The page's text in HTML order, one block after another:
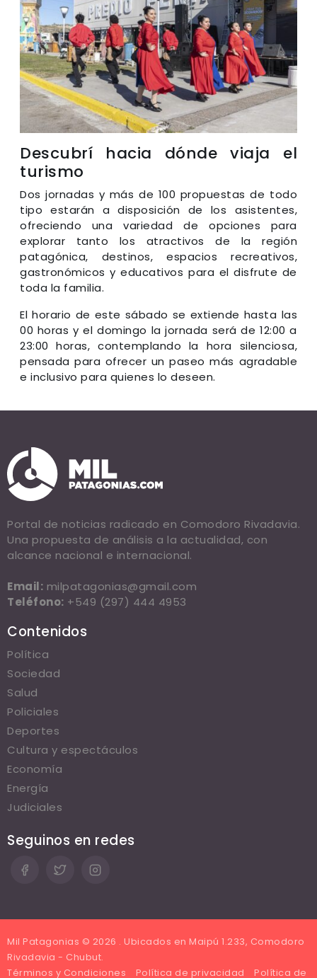
Descubrí hacia dónde viaja el
turismo
Dos jornadas y más de 100 propuestas de todo
tipo estarán a disposición de los asistentes,
ofreciendo una variedad de opciones para
explorar tanto los atractivos de la región
patagónica, destinos, espacios recreativos,
gastronómicos y educativos para el disfrute de
toda la familia.
El horario de este sábado se extiende hasta las
00 horas y el domingo la jornada será de 12:00 a
23:00 horas, contemplando la hora silenciosa,
pensada para ofrecer un paseo más agradable
e inclusivo para quienes lo deseen.
Portal de noticias radicado en Comodoro Rivadavia.
Una propuesta de análisis a la actualidad, con
alcance nacional e internacional.
Email: milpatagonias@gmail.com
Teléfono: +549 (297) 444 4953
Contenidos
Política
Sociedad
Salud
Policiales
Deportes
Cultura y espectáculos
Economía
Energía
Judiciales
Seguinos en redes
Mil Patagonias © 2026 . Ubicados en Maipú 1.233, Comodoro
Rivadavia - Chubut.
Términos y Condiciones
Política de privacidad Política de